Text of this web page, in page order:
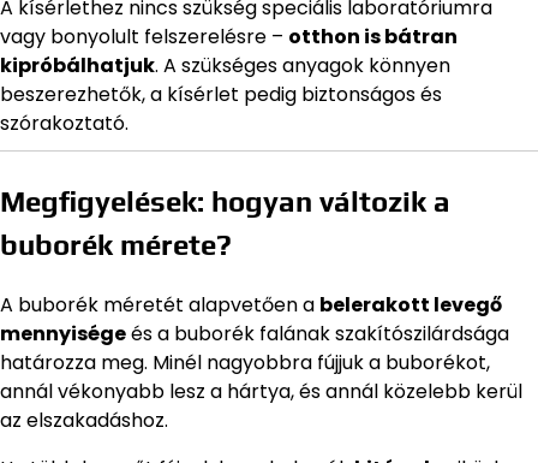
A kísérlethez nincs szükség speciális laboratóriumra
vagy bonyolult felszerelésre – otthon is bátran
kipróbálhatjuk. A szükséges anyagok könnyen
beszerezhetők, a kísérlet pedig biztonságos és
szórakoztató.
Megfigyelések: hogyan változik a
buborék mérete?
A buborék méretét alapvetően a belerakott levegő
mennyiségeés a buborék falának szakítószilárdsága
határozza meg. Minél nagyobbra fújjuk a buborékot,
annál vékonyabb lesz a hártya, és annál közelebb kerül
az elszakadáshoz.